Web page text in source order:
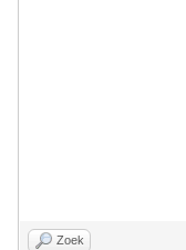
Zoek